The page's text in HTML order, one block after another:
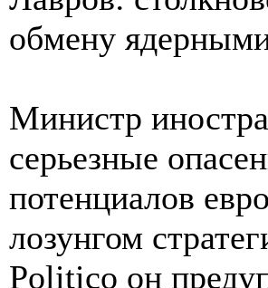
обмену
Министр
серьезные
потенциалов
лозунгом
Politico он